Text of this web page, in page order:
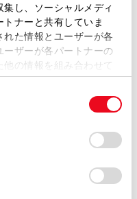
し、ソーシャルメディ
ナーと共有していま
た情報とユーザーが各
ザーが各パートナーの
の情報を組み合わせて
イトの使用を続行する
)が保存されることに同
キー)のオプトアウト、
にあたっては、当社の
いについて
」をご覧くだ